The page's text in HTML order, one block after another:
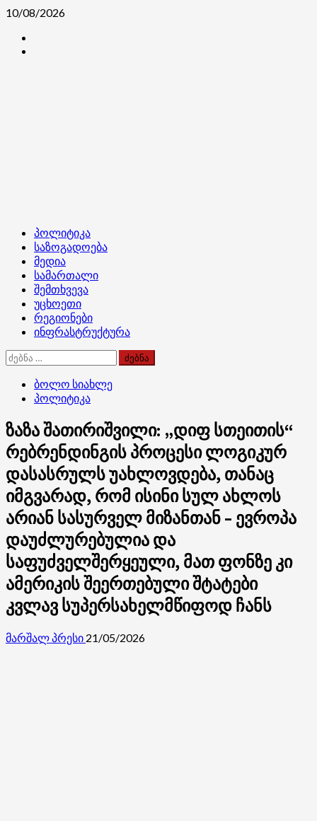
Skip
content
10/08/2026
Primary
Menu
პოლიტიკა
საზოგადოება
მედია
სამართალი
შემთხვევა
უცხოეთი
რეგიონები
ინფრასტრუქტურა
ძებნა:
ბოლო სიახლე
პოლიტიკა
ზაზა შათირიშვილი: „დიფ სთეითის“
რებრენდინგის პროცესი ლოგიკურ
დასასრულს უახლოვდება, თანაც
იმგვარად, რომ ისინი სულ ახლოს
არიან სასურველ მიზანთან – ევროპა
დაუძლურებულია და
საფუძველშერყეული, მათ ფონზე კი
ამერიკის შეერთებული შტატები
კვლავ სუპერსახელმწიფოდ ჩანს
მარშალ პრესი 21/05/2026